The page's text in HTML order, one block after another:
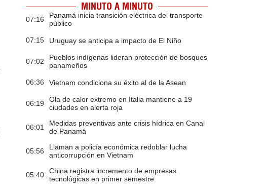
MINUTO A MINUTO
07:16
Panamá inicia transición eléctrica del transporte
público
07:15 Uruguay se anticipa a impacto de El Niño
07:02
Pueblos indígenas lideran protección de bosques
panameños
06:36 Vietnam condiciona su éxito al de la Asean
06:19
Ola de calor extremo en Italia mantiene a 19
ciudades en alerta roja
06:01
Medidas preventivas ante crisis hídrica en Canal
de Panamá
05:56
Llaman a policía económica redoblar lucha
anticorrupción en Vietnam
05:40
China registra incremento de empresas
tecnológicas en primer semestre